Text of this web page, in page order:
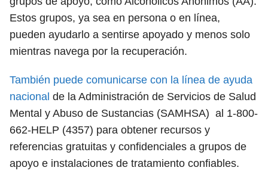
Estos grupos, ya sea en persona o en línea,
pueden ayudarlo a sentirse apoyado y menos solo
mientras navega por la recuperación.
También puede comunicarse con la línea de ayuda
nacional de la Administración de Servicios de Salud
Mental y Abuso de Sustancias (SAMHSA) al 1-800-
662-HELP (4357) para obtener recursos y
referencias gratuitas y confidenciales a grupos de
apoyo e instalaciones de tratamiento confiables.